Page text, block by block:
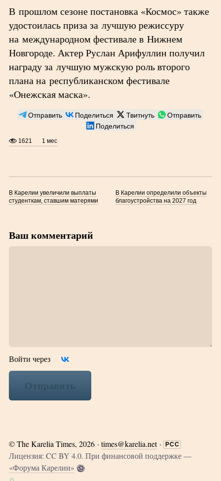
В прошлом сезоне постановка «Космос» также
удостоилась приза за лучшую режиссуру
на международном фестивале в Нижнем
Новгороде. Актер Руслан Арифуллин получил
награду за лучшую мужскую роль второго
плана на республиканском фестивале
«Онежская маска».
Отправить Поделиться Твитнуть
Отправить
Поделиться
1621 1 мес
В Карелии увеличили выплаты
студенткам, ставшим матерями
В Карелии определили объекты
благоустройства на 2027 год
Ваш комментарий
Войти через
Отправить
©The Karelia Times, 2026 · times@karelia.net· РСС
Лицензия: CC BY 4.0. При финансовой поддержке —
«Форума Карелии»